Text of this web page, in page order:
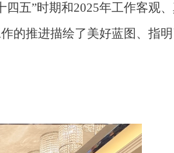
五”时期和2025年工作客观
的推进描绘了美好蓝图、指